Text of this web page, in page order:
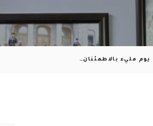
مليء بالاطمئنان…